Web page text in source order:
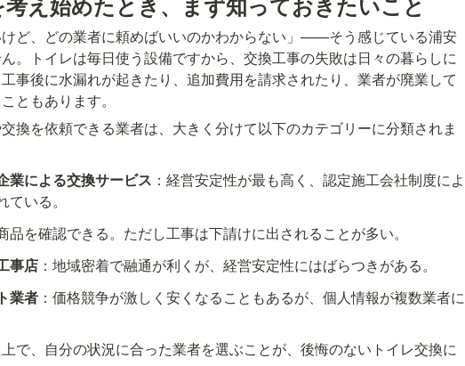
けど、どの業者に頼めばいいのかわからない」——そう感じている浦安
。トイレは毎日使う設備ですから、交換工事の失敗は日々の暮らしに
事後に水漏れが起きたり、追加費用を請求されたり、業者が廃業して
ともあります。
換を依頼できる業者は、大きく分けて以下のカテゴリーに分類されま
業による交換サービス ：経営安定性が最も高く、認定施工会社制度によ
いる。
品を確認できる。ただし工事は下請けに出されることが多い。
事店 ：地域密着で融通が利くが、経営安定性にはばらつきがある。
業者 ：価格競争が激しく安くなることもあるが、個人情報が複数業者に
で、自分の状況に合った業者を選ぶことが、後悔のないトイレ交換に